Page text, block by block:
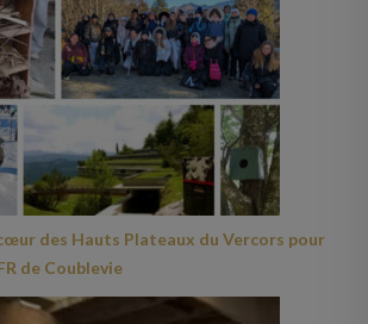
des Hauts Plateaux du Vercors pour
de Coublevie